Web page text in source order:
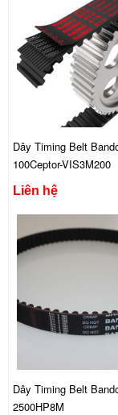
Dây Timing Belt
100Ceptor-VIS3M200
Liên hệ
Dây Timing Belt
2500HP8M